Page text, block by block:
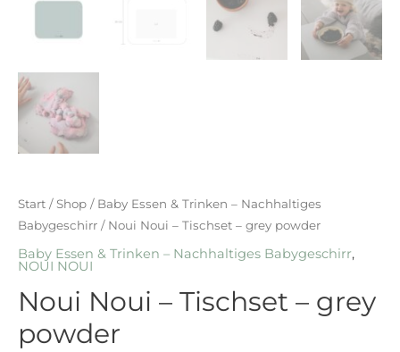
Start /Shop / Baby Essen & Trinken – Nachhaltiges
Babygeschirr / Noui Noui – Tischset – grey powder
Baby Essen & Trinken – Nachhaltiges Babygeschirr,
NOUI NOUI
Noui Noui – Tischset – grey
powder